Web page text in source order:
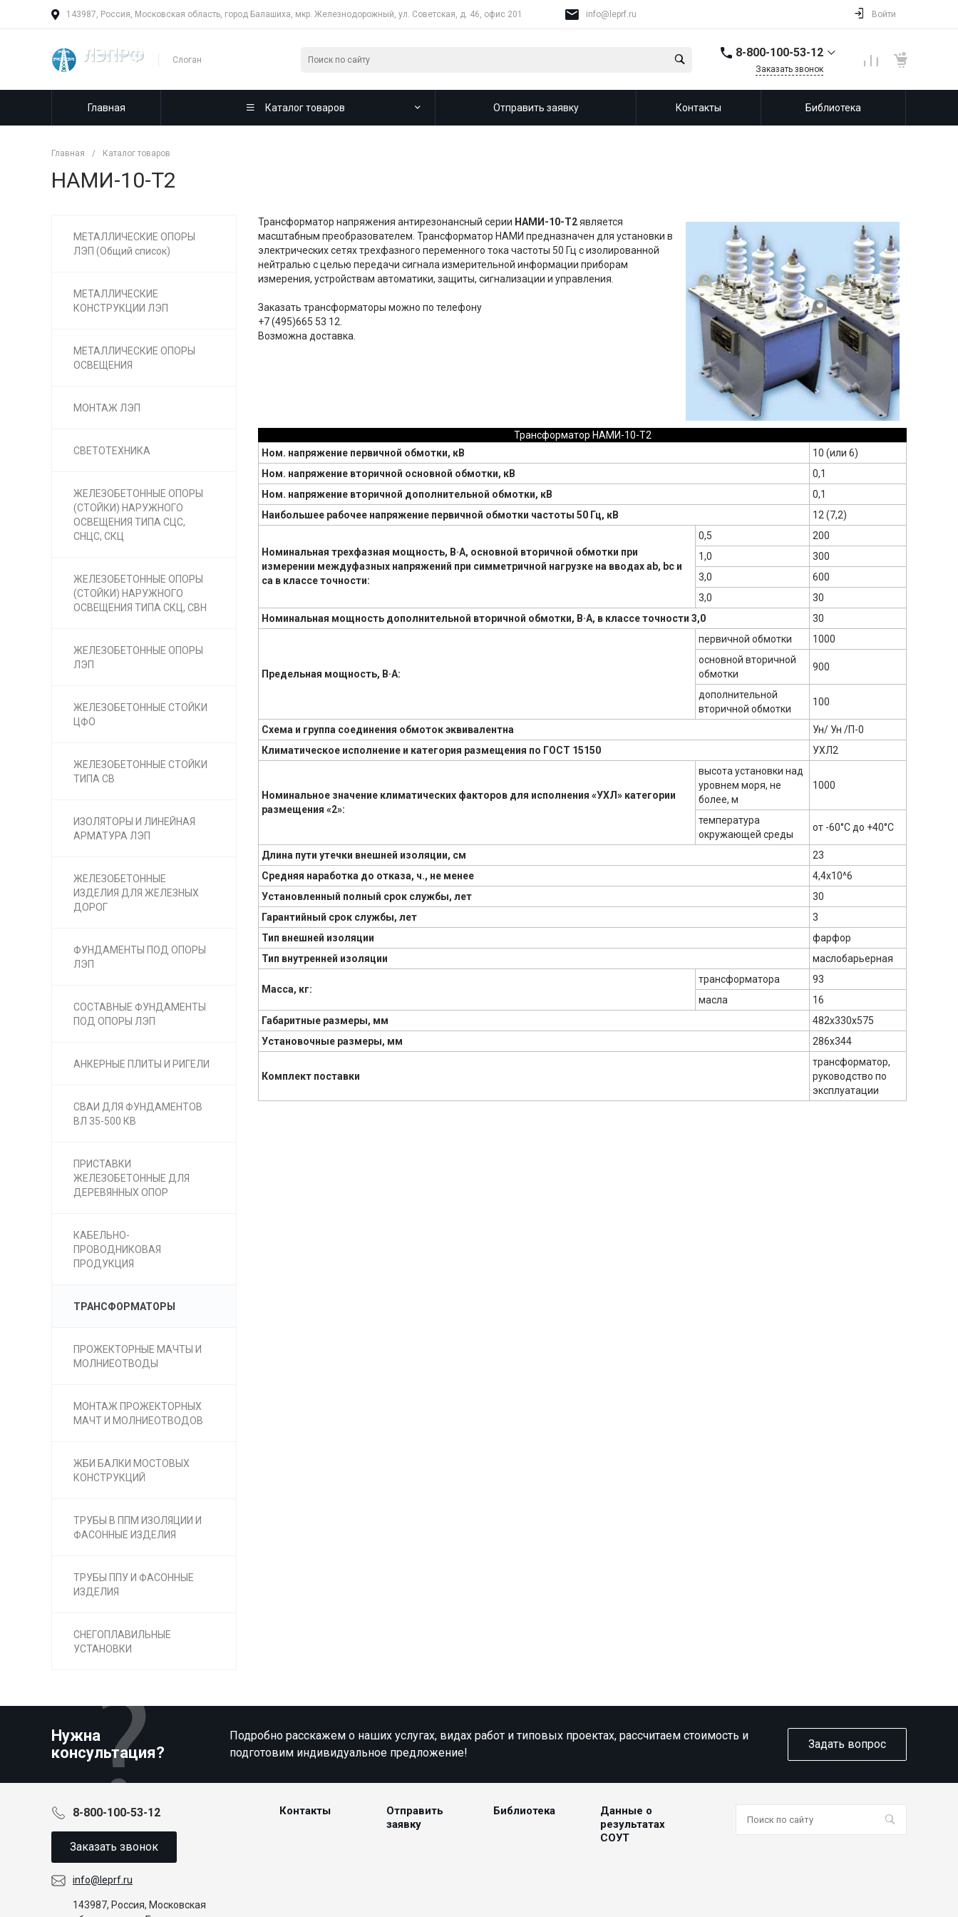
143987, Россия, Московская область, город Балашиха, мкр. Железнодорожный, ул. Советская, д. 46, офис 201 info@leprf.ru Войти
Слоган
8-800-100-53-12
Заказать звонок
Главная Каталог товаров Отправить заявку Контакты Библиотека
Главная / Каталог товаров
НАМИ-10-Т2
МЕТАЛЛИЧЕСКИЕ ОПОРЫ
ЛЭП (Общий список)
МЕТАЛЛИЧЕСКИЕ
КОНСТРУКЦИИ ЛЭП
МЕТАЛЛИЧЕСКИЕ ОПОРЫ
ОСВЕЩЕНИЯ
МОНТАЖ ЛЭП
СВЕТОТЕХНИКА
ЖЕЛЕЗОБЕТОННЫЕ ОПОРЫ
(СТОЙКИ) НАРУЖНОГО
ОСВЕЩЕНИЯ ТИПА СЦС,
СНЦС, СКЦ
ЖЕЛЕЗОБЕТОННЫЕ ОПОРЫ
(СТОЙКИ) НАРУЖНОГО
ОСВЕЩЕНИЯ ТИПА СКЦ, СВН
ЖЕЛЕЗОБЕТОННЫЕ ОПОРЫ
ЛЭП
ЖЕЛЕЗОБЕТОННЫЕ СТОЙКИ
ЦФО
ЖЕЛЕЗОБЕТОННЫЕ СТОЙКИ
ТИПА СВ
ИЗОЛЯТОРЫ И ЛИНЕЙНАЯ
АРМАТУРА ЛЭП
ЖЕЛЕЗОБЕТОННЫЕ
ИЗДЕЛИЯ ДЛЯ ЖЕЛЕЗНЫХ
ДОРОГ
ФУНДАМЕНТЫ ПОД ОПОРЫ
ЛЭП
СОСТАВНЫЕ ФУНДАМЕНТЫ
ПОД ОПОРЫ ЛЭП
АНКЕРНЫЕ ПЛИТЫ И РИГЕЛИ
СВАИ ДЛЯ ФУНДАМЕНТОВ
ВЛ 35-500 КВ
ПРИСТАВКИ
ЖЕЛЕЗОБЕТОННЫЕ ДЛЯ
ДЕРЕВЯННЫХ ОПОР
КАБЕЛЬНО-
ПРОВОДНИКОВАЯ
ПРОДУКЦИЯ
ТРАНСФОРМАТОРЫ
ПРОЖЕКТОРНЫЕ МАЧТЫ И
МОЛНИЕОТВОДЫ
МОНТАЖ ПРОЖЕКТОРНЫХ
МАЧТ И МОЛНИЕОТВОДОВ
ЖБИ БАЛКИ МОСТОВЫХ
КОНСТРУКЦИЙ
ТРУБЫ В ППМ ИЗОЛЯЦИИ И
ФАСОННЫЕ ИЗДЕЛИЯ
ТРУБЫ ППУ И ФАСОННЫЕ
ИЗДЕЛИЯ
СНЕГОПЛАВИЛЬНЫЕ
УСТАНОВКИ
Трансформатор напряжения антирезонансный серии НАМИ-10-Т2является
масштабным преобразователем. Трансформатор НАМИ предназначен для установки в
электрических сетях трехфазного переменного тока частоты 50 Гц с изолированной
нейтралью с целью передачи сигнала измерительной информации приборам
измерения, устройствам автоматики, защиты, сигнализации и управления.
Заказать трансформаторы можно по телефону
+7 (495)665 53 12.
Возможна доставка.
Трансформатор НАМИ-10-Т2
Ном. напряжение первичной обмотки, кВ
10 (или 6)
Ном. напряжение вторичной основной обмотки, кВ
0,1
Ном. напряжение вторичной дополнительной обмотки, кВ
0,1
Наибольшее рабочее напряжение первичной обмотки частоты 50 Гц, кВ
12 (7,2)
Номинальная трехфазная мощность, В·А, основной вторичной обмотки при
измерении междуфазных напряжений при симметричной нагрузке на вводах ab, bc и
ca в классе точности:
0,5
200
1,0
300
3,0
600
3,0
30
Номинальная мощность дополнительной вторичной обмотки, В·А, в классе точности 3,0
30
Предельная мощность, В·А:
первичной обмотки
1000
основной вторичной
обмотки
900
дополнительной
вторичной обмотки
100
Схема и группа соединения обмоток эквивалентна
Ун/ Ун /П-0
Климатическое исполнение и категория размещения по ГОСТ 15150
УХЛ2
Номинальное значение климатических факторов для исполнения «УХЛ» категории
размещения «2»:
высота установки над
уровнем моря, не
более, м
1000
температура
окружающей среды
от -60°С до +40°С
Длина пути утечки внешней изоляции, см
23
Средняя наработка до отказа, ч., не менее
4,4х10^6
Установленный полный срок службы, лет
30
Гарантийный срок службы, лет
3
Тип внешней изоляции
фарфор
Тип внутренней изоляции
маслобарьерная
Масса, кг:
трансформатора
93
масла
16
Габаритные размеры, мм
482х330х575
Установочные размеры, мм
286х344
Комплект поставки
трансформатор,
руководство по
эксплуатации
Нужна
консультация?
Подробно расскажем о наших услугах, видах работ и типовых проектах, рассчитаем стоимость и
подготовим индивидуальное предложение!
Задать вопрос
8-800-100-53-12
Заказать звонок
info@leprf.ru
143987, Россия, Московская
Контакты
Отправить
заявку
Библиотека
Данные о
результатах
СОУТ